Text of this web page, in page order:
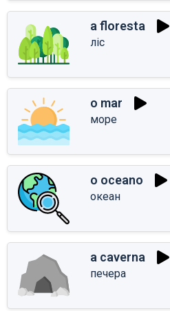
a floresta
ліс
o mar
море
o oceano
океан
a caverna
печера